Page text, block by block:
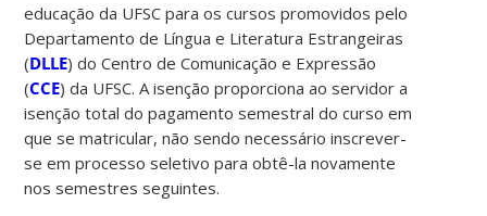
educação da UFSC para os cursos promovidos pelo
Departamento de Língua e Literatura Estrangeiras
(DLLE) do Centro de Comunicação e Expressão
(CCE) da UFSC. A isenção proporciona ao servidor a
isenção total do pagamento semestral do curso em
que se matricular, não sendo necessário inscrever-
se em processo seletivo para obtê-la novamente
nos semestres seguintes.